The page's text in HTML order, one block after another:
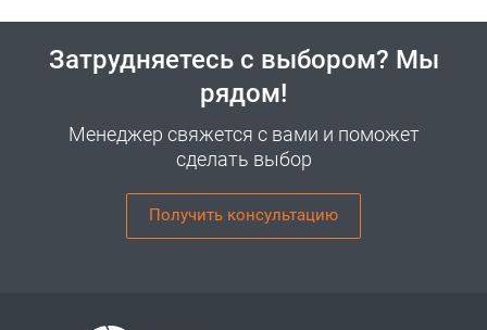
Затрудняетесь с выбором? Мы
рядом!
Менеджер свяжется с вами и поможет
сделать выбор
Получить консультацию